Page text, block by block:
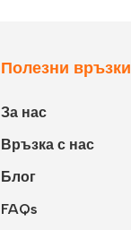
Полезни връзки
За нас
Връзка с нас
Блог
FAQs